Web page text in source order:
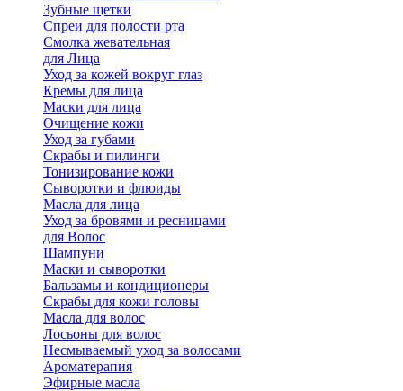
Зубные щетки
Спреи для полости рта
Смолка жевательная
для Лица
Уход за кожей вокруг глаз
Кремы для лица
Маски для лица
Очищение кожи
Уход за губами
Скрабы и пилинги
Тонизирование кожи
Сыворотки и флюиды
Масла для лица
Уход за бровями и ресницами
для Волос
Шампуни
Маски и сыворотки
Бальзамы и кондиционеры
Скрабы для кожи головы
Масла для волос
Лосьоны для волос
Несмываемый уход за волосами
Ароматерапия
Эфирные масла